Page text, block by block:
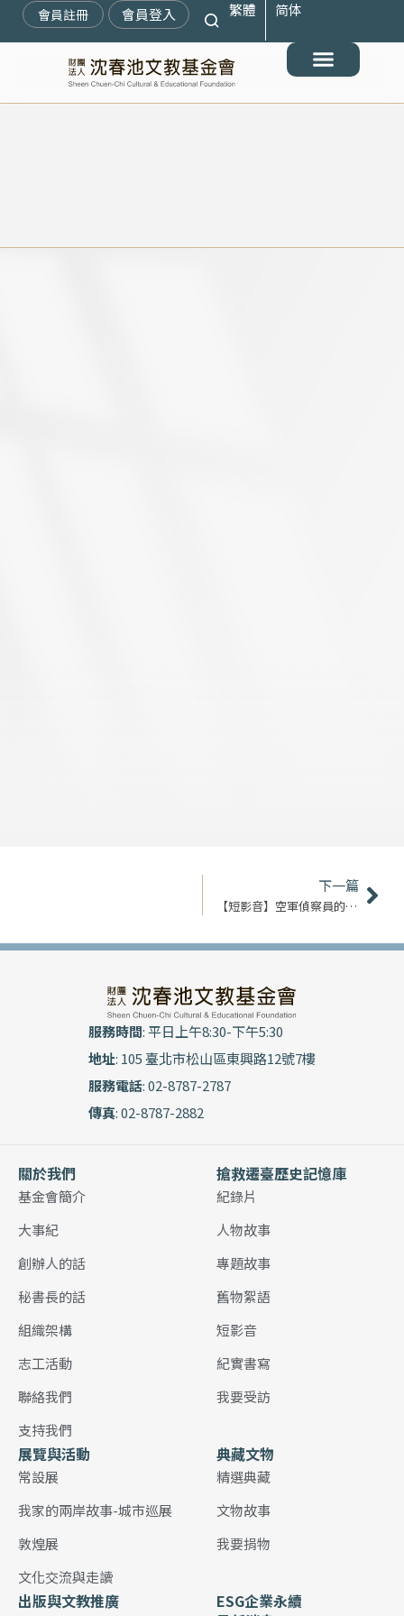
會員註冊 會員登入 繁體 简体
下一篇
【短影音】空軍偵察員的日常｜韓健
下
服務時間: 平日上午8:30-下午5:30
地址: 105 臺北市松山區東興路12號7樓
服務電話: 02-8787-2787
傳真: 02-8787-2882
關於我們
基金會簡介
大事紀
創辦人的話
秘書長的話
組織架構
志工活動
聯絡我們
支持我們
搶救遷臺歷史記憶庫
紀錄片
人物故事
專題故事
舊物絮語
短影音
紀實書寫
我要受訪
展覽與活動
常設展
我家的兩岸故事-城市巡展
敦煌展
文化交流與走讀
典藏文物
精選典藏
文物故事
我要捐物
出版與文教推廣
ESG企業永續